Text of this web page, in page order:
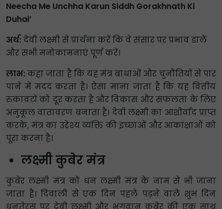
Neecha Me Unchha Karun Siddh Gorakhnath Ki
Duhai’
अर्थ: देवी लक्ष्मी से प्रार्थना करें कि वे संसार पर प्रभाव डालें
और सभी मनोकामनाएं पूर्ण करें।
लाभ: कहा जाता है कि यह मंत्र बाधाओं और चुनौतियों से पार
पाने में मदद करता है। ऐसा माना जाता है कि यह वित्तीय
रुकावटों को दूर करता है और विकास और सफलता के लिए
अनुकूल वातावरण बनाता है। देवी लक्ष्मी का आशीर्वाद प्राप्त
करके, मंत्र का उद्देश्य व्यक्ति की इच्छाओं और आकांक्षाओं को
पूरा करना है।
लक्ष्मी कुबेर मंत्र
कुबेर लक्ष्मी मंत्र को धन लक्ष्मी मंत्र के नाम से भी जाना
जाता है। दिवाली से एक दिन पहले पड़ने वाले शुभ दिन